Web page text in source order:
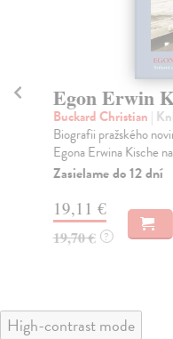
Egon Erwin
Buckard Christian |
Biografii pražského
Egona Erwina Kische
Zasielame do 12 dní
19,11 €
19,70 € ?
High-contrast mode